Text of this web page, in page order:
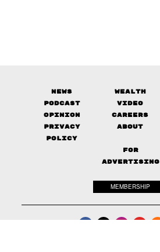
News Wealth
Podcast
Video
Opinion
Careers
Privacy
Policy
About
FOR
ADVERTISING
MEMBERSHIP